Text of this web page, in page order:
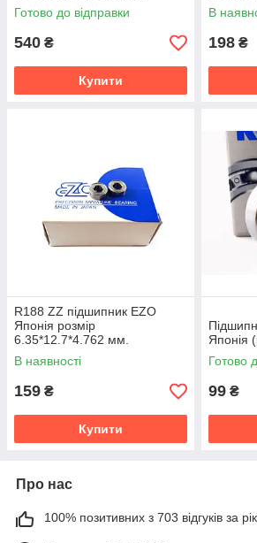
Готово до відправки
540 ₴
Купити
В
198 ₴
R188 ZZ підшипник EZO
Японія розмір
6.35*12.7*4.762 мм.
В наявності
159 ₴
Купити
Японія
Готово
99 ₴
Про нас
100% позитивних з 703 відгуків за рік